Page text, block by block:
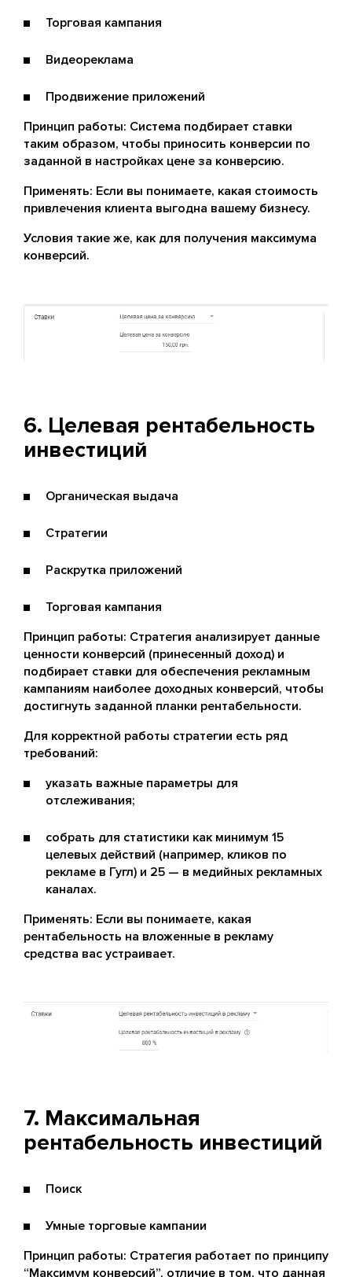
Торговая кампания
Видеореклама
Продвижение приложений
Принцип работы: Система подбирает ставки
таким образом, чтобы приносить конверсии по
заданной в настройках цене за конверсию.
Применять: Если вы понимаете, какая стоимость
привлечения клиента выгодна вашему бизнесу.
Условия такие же, как для получения максимума
конверсий.
6. Целевая рентабельность
инвестиций
Органическая выдача
Стратегии
Раскрутка приложений
Торговая кампания
Принцип работы: Стратегия анализирует данные
ценности конверсий (принесенный доход) и
подбирает ставки для обеспечения рекламным
кампаниям наиболее доходных конверсий, чтобы
достигнуть заданной планки рентабельности.
Для корректной работы стратегии есть ряд
требований:
указать важные параметры для
отслеживания;
собрать для статистики как минимум 15
целевых действий (например, кликов по
рекламе в Гугл) и 25 — в медийных рекламных
каналах.
Применять: Если вы понимаете, какая
рентабельность на вложенные в рекламу
средства вас устраивает.
7. Максимальная
рентабельность инвестиций
Поиск
Умные торговые кампании
Принцип работы: Стратегия работает по принципу
“Максимум конверсий”, отличие в том, что данная